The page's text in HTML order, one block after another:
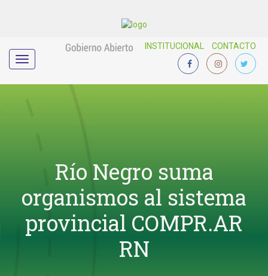
Menú
INSTITUCIONAL CONTACTO
Río Negro suma
organismos al sistema
provincial COMPR.AR
RN